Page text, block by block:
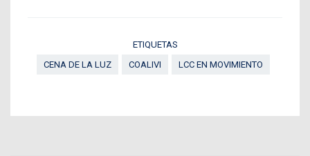
ETIQUETAS
CENA DE LA LUZ
COALIVI LCC EN MOVIMIENTO